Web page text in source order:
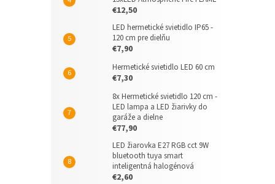
€12,50
LED hermetické svietidlo IP65 -
120 cm pre dielňu
€7,90
Hermetické svietidlo LED 60 cm
€7,30
8x Hermetické svietidlo 120 cm -
LED lampa a LED žiarivky do
garáže a dielne
€77,90
LED žiarovka E27 RGB cct 9W
bluetooth tuya smart
inteligentná halogénová
€2,60